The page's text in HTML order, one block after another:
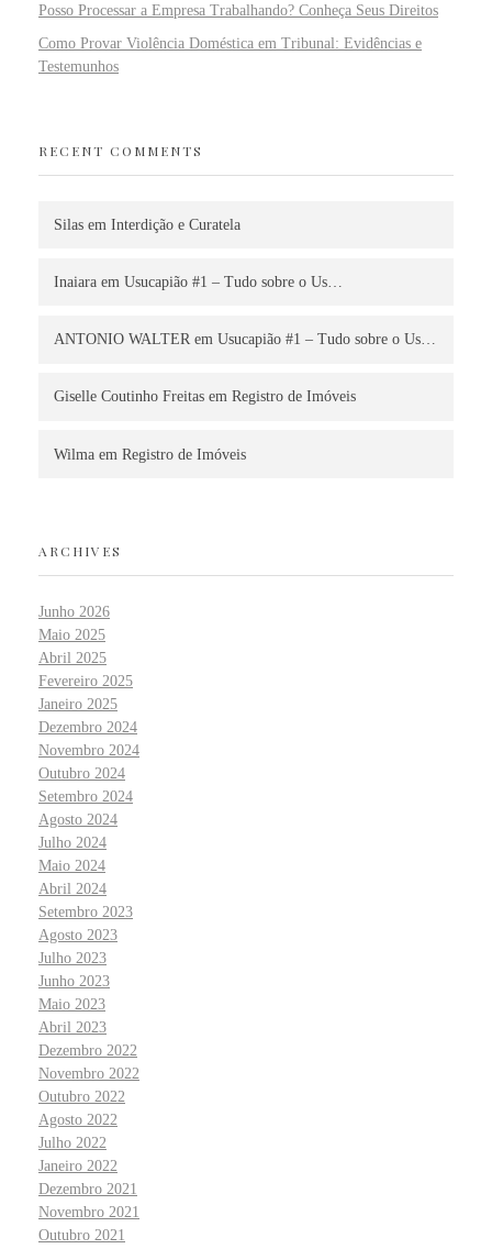
Posso Processar a Empresa Trabalhando? Conheça Seus Direitos
Como Provar Violência Doméstica em Tribunal: Evidências e
Testemunhos
RECENT COMMENTS
Silas em Interdição e Curatela
Inaiara em Usucapião #1 – Tudo sobre o Us…
ANTONIO WALTER em Usucapião #1 – Tudo sobre o Us…
Giselle Coutinho Freitas em Registro de Imóveis
Wilma em Registro de Imóveis
ARCHIVES
Junho 2026
Maio 2025
Abril 2025
Fevereiro 2025
Janeiro 2025
Dezembro 2024
Novembro 2024
Outubro 2024
Setembro 2024
Agosto 2024
Julho 2024
Maio 2024
Abril 2024
Setembro 2023
Agosto 2023
Julho 2023
Junho 2023
Maio 2023
Abril 2023
Dezembro 2022
Novembro 2022
Outubro 2022
Agosto 2022
Julho 2022
Janeiro 2022
Dezembro 2021
Novembro 2021
Outubro 2021